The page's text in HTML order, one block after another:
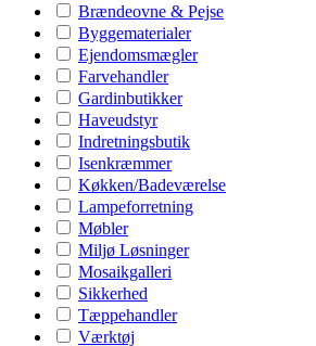
Brændeovne & Pejse
Byggematerialer
Ejendomsmægler
Farvehandler
Gardinbutikker
Haveudstyr
Indretningsbutik
Isenkræmmer
Køkken/Badeværelse
Lampeforretning
Møbler
Miljø Løsninger
Mosaikgalleri
Sikkerhed
Tæppehandler
Værktøj